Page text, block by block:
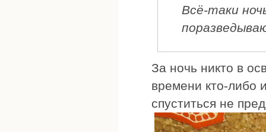
Всё-таки
За ночь никто в
времени кто-либо
спуститься не